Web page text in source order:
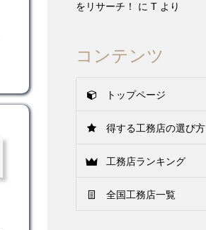
をリサーチ！
に T より
コンテンツ
トップページ
得する工務店の選び方
工務店ランキング
全国工務店一覧